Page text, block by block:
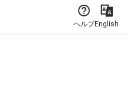
ヘルプEnglish